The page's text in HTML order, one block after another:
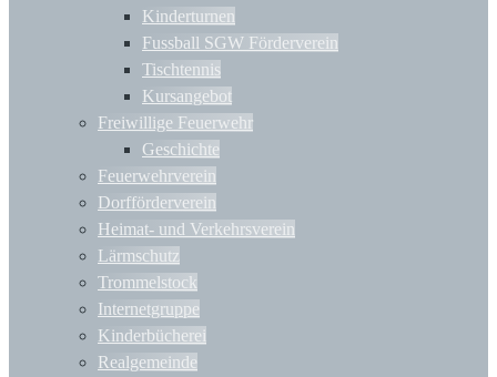
Kinderturnen
Fussball SGW Förderverein
Tischtennis
Kursangebot
Freiwillige Feuerwehr
Geschichte
Feuerwehrverein
Dorfförderverein
Heimat- und Verkehrsverein
Lärmschutz
Trommelstock
Internetgruppe
Kinderbücherei
Realgemeinde